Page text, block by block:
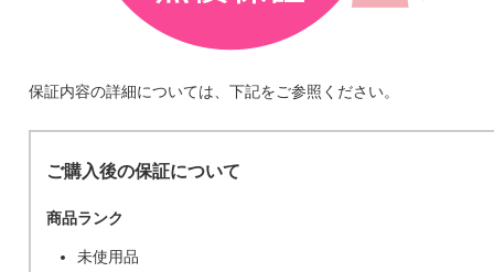
保証内容の詳細については、下記をご参照ください。
ご購入後の保証について
商品ランク
未使用品